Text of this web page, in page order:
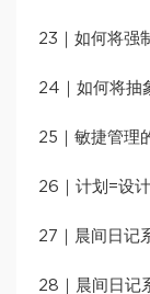
23｜如何将强
24｜如何将抽
25｜敏捷管理
26｜计划=设
27｜晨间日记
28｜晨间日记